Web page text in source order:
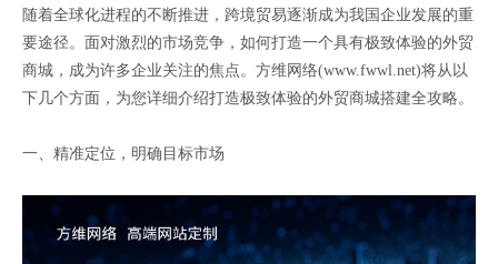
随着全球化进程的不断推进，跨境贸易逐渐成为我国企业发展的重
要途径。面对激烈的市场竞争，如何打造一个具有极致体验的外贸
商城，成为许多企业关注的焦点。方维网络(www.fwwl.net)将从以
下几个方面，为您详细介绍打造极致体验的外贸商城搭建全攻略。
一、精准定位，明确目标市场